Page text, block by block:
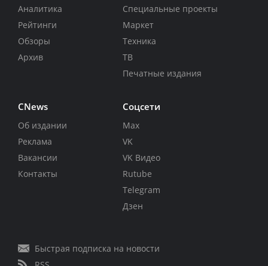
Аналитика
Рейтинги
Обзоры
Архив
Специальные проекты
Маркет
Техника
ТВ
Печатные издания
CNews
Об издании
Реклама
Вакансии
Контакты
Соцсети
Max
VK
VK Видео
Rutube
Telegram
Дзен
Быстрая подписка на новости